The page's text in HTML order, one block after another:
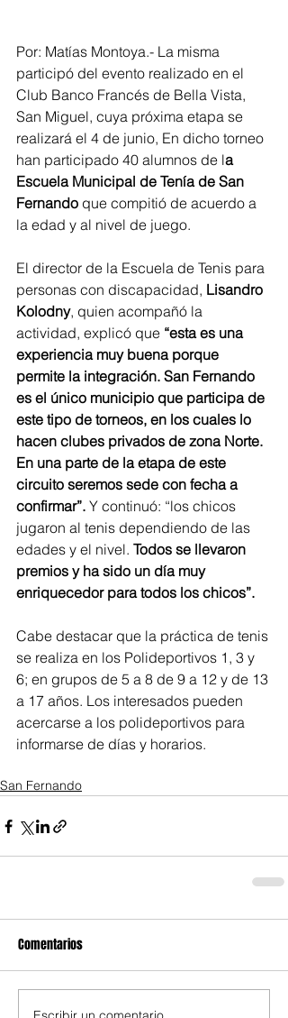
Por: Matías Montoya.- La misma
participó del evento realizado en el
Club Banco Francés de Bella Vista,
San Miguel, cuya próxima etapa se
realizará el 4 de junio, En dicho torneo
han participado 40 alumnos de la
Escuela Municipal de Tenía de San
Fernando que compitió de acuerdo a
la edad y al nivel de juego.
El director de la Escuela de Tenis para
personas con discapacidad, Lisandro
Kolodny, quien acompañó la
actividad, explicó que “esta es una
experiencia muy buena porque
permite la integración. San Fernando
es el único municipio que participa de
este tipo de torneos, en los cuales lo
hacen clubes privados de zona Norte.
En una parte de la etapa de este
circuito seremos sede con fecha a
confirmar”. Y continuó: “los chicos
jugaron al tenis dependiendo de las
edades y el nivel. Todos se llevaron
premios y ha sido un día muy
enriquecedor para todos los chicos”.
Cabe destacar que la práctica de tenis
se realiza en los Polideportivos 1, 3 y
6; en grupos de 5 a 8 de 9 a 12 y de 13
a 17 años. Los interesados pueden
acercarse a los polideportivos para
informarse de días y horarios.
San Fernando
Comentarios